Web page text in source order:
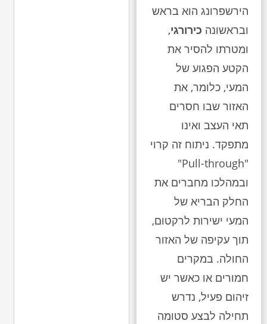
הירשפרונג הוא בראש
ובראשונה כירורגי,
ומטרתו להסיר את
הקטע הפגוע של
המעי, כלומר, את
האזור שבו חסרים
תאי העצב ואינו
מתפקד. ניתוח זה קרוי
"Pull-through"
ובמהלכו מחברים את
החלק הבריא של
המעי ישירות לרקטום,
תוך עקיפה של האזור
החולה. במקרים
חמורים או כאשר יש
זיהום פעיל, נדרש
תחילה לבצע סטומה